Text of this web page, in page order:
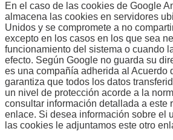
En el caso de las cookies de Google
almacena las cookies en servidores
Unidos y se compromete a no
excepto en los casos en los que sea
funcionamiento del sistema o cuando
efecto. Según Google no guarda su
es una compañía adherida al Acuerdo
garantiza que todos los datos
un nivel de protección acorde a la
consultar información detallada a este
enlace. Si desea información sobre el
las cookies le adjuntamos este otro